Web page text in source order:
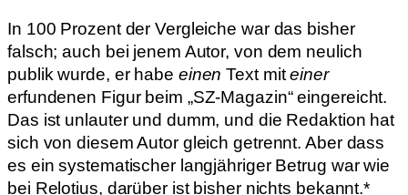
In 100 Prozent der Vergleiche war das bisher
falsch; auch bei jenem Autor, von dem neulich
publik wurde, er habe einen Text miteiner
erfundenen Figur beim „SZ-Magazin“ eingereicht.
Das ist unlauter und dumm, und die Redaktion hat
sich von diesem Autor gleich getrennt. Aber dass
es ein systematischer langjähriger Betrug war wie
bei Relotius, darüber ist bisher nichts bekannt.*